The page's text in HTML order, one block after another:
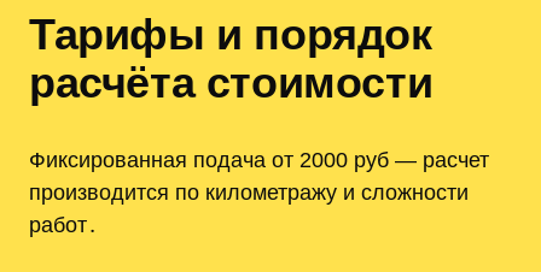
Тарифы и порядок
расчёта стоимости
Фиксированная подача от 2000 руб — расчет
производится по километражу и сложности
работ․